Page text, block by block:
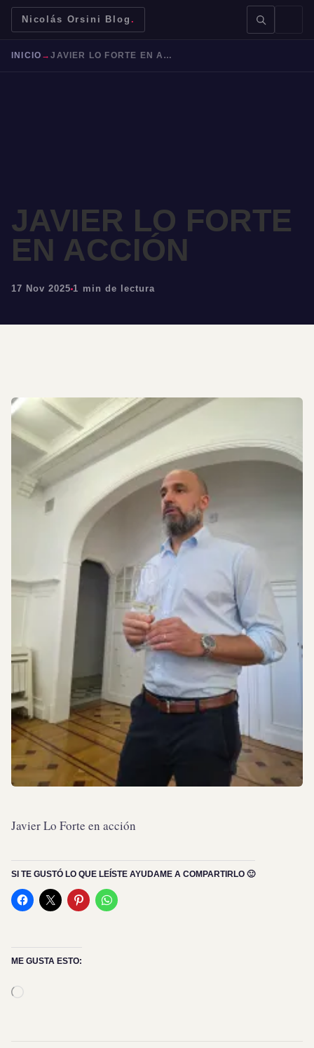
Nicolás Orsini Blog .
Mendoza Malbec Bodegas Jujuy
INICIO → JAVIER LO FORTE EN ACCIÓN
JAVIER LO FORTE
EN ACCIÓN
17 Nov 2025 1 min de lectura
Javier Lo Forte en acción
SI TE GUSTÓ LO QUE LEÍSTE AYUDAME A COMPARTIRLO 🙂
ME GUSTA ESTO: